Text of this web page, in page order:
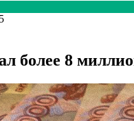
более 8